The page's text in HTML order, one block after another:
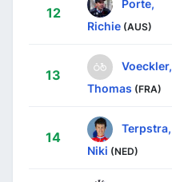
12
Porte,
Richie (AUS)
13
Voeckler,
Thomas (FRA)
14
Terpstra,
Niki (NED)